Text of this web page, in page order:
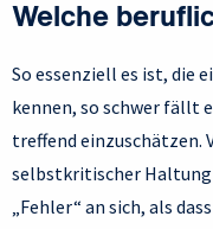
Welche
So essenziell es ist, die
kennen, so schwer fällt
treffend einzuschätzen.
selbstkritischer Haltung
„Fehler“ an sich, als